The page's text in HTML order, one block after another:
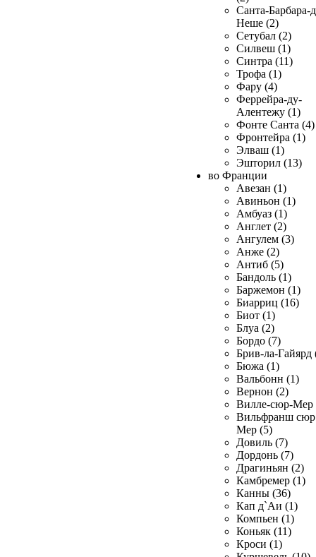
Санта-Барбара-
Неше (2)
Сетубал (2)
Силвеш (1)
Синтра (11)
Трофа (1)
Фару (4)
Феррейра-ду-
Алентежу (1)
Фонте Санта (4)
Фронтейра (1)
Элваш (1)
Эшторил (13)
во Франции
Авезан (1)
Авиньон (1)
Амбуаз (1)
Англет (2)
Ангулем (3)
Анже (2)
Антиб (5)
Бандоль (1)
Баржемон (1)
Биарриц (16)
Биот (1)
Блуа (2)
Бордо (7)
Брив-ла-Гайярд
Бюжа (1)
Вальбонн (1)
Вернон (2)
Вилле-сюр-Мер
Вильфранш сюр
Мер (5)
Довиль (7)
Дордонь (7)
Драгиньян (2)
Камбремер (1)
Канны (36)
Кап д`Аи (1)
Компьен (1)
Коньяк (11)
Кроси (1)